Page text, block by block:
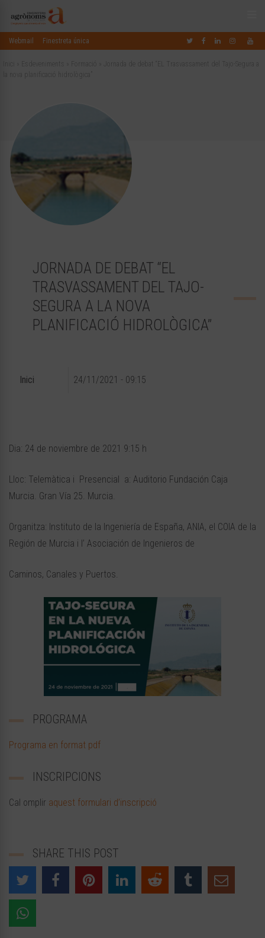
Webmail Finestreta única
JORNADA DE DEBAT “EL
TRASVASSAMENT DEL TAJO-
SEGURA A LA NOVA
PLANIFICACIÓ HIDROLÒGICA”
Inici 24/11/2021 - 09:15
Dia: 24 de noviembre de 2021 9:15 h
Lloc: Telemàtica i Presencial a: Auditorio Fundación Caja
Murcia. Gran Vía 25. Murcia.
Organitza: Instituto de la Ingeniería de España, ANIA, el COIA de la
Región de Murcia i l’ Asociación de Ingenieros de
Caminos, Canales y Puertos.
PROGRAMA
Programa en format pdf
INSCRIPCIONS
Cal omplir aquest formulari d’inscripció
SHARE THIS POST